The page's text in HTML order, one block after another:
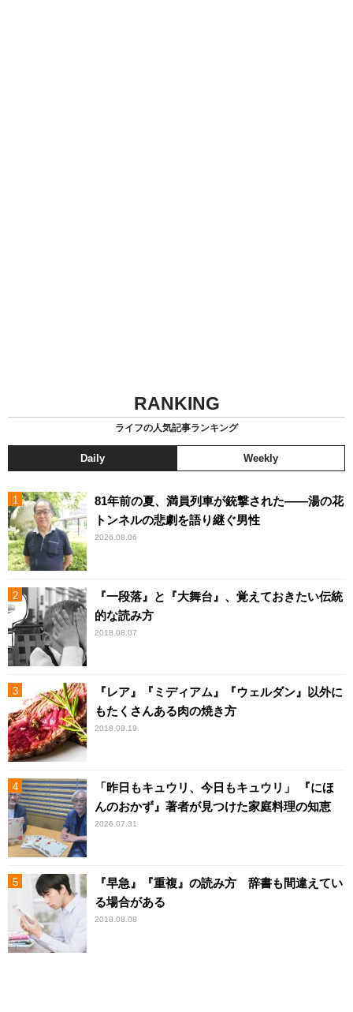
RANKING
ライフの人気記事ランキング
Daily Weekly
81年前の夏、満員列車が銃撃された――湯の花
トンネルの悲劇を語り継ぐ男性
2026.08.06
『一段落』と『大舞台』、覚えておきたい伝統
的な読み方
2018.08.07
『レア』『ミディアム』『ウェルダン』以外に
もたくさんある肉の焼き方
2018.09.19
「昨日もキュウリ、今日もキュウリ」 『にほ
んのおかず』著者が見つけた家庭料理の知恵
2026.07.31
『早急』『重複』の読み方 辞書も間違えてい
る場合がある
2018.08.08